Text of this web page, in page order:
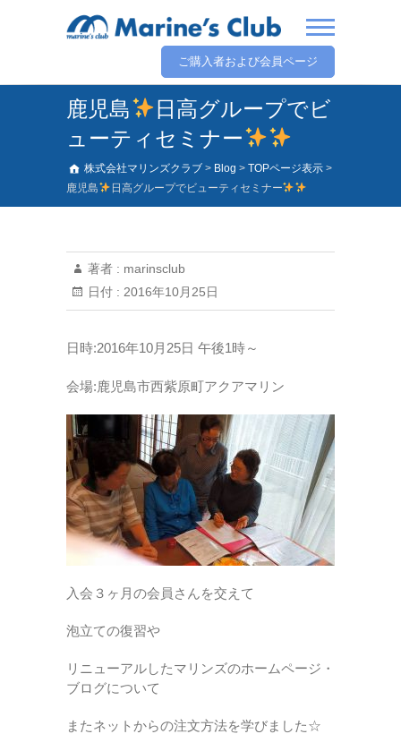
ご購入者および会員ページ
鹿児島
日高グループでビ
ューティセミナー
株式会社マリンズクラブ > Blog > TOPページ表示 >
鹿児島
日高グループでビューティセミナー
著者 : marinsclub
日付 : 2016年10月25日
日時:2016年10月25日 午後1時～
会場:鹿児島市西紫原町アクアマリン
入会３ヶ月の会員さんを交えて
泡立ての復習や
リニューアルしたマリンズのホームページ・
ブログについて
またネットからの注文方法を学びました☆